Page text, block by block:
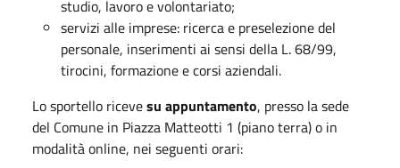
studio, lavoro e volontariato;
servizi alle imprese: ricerca e preselezione del
personale, inserimenti ai sensi della L. 68/99,
tirocini, formazione e corsi aziendali.
Lo sportello ricevesu appuntamento, presso la sede
del Comune in Piazza Matteotti 1 (piano terra) o in
modalità online, nei seguenti orari: